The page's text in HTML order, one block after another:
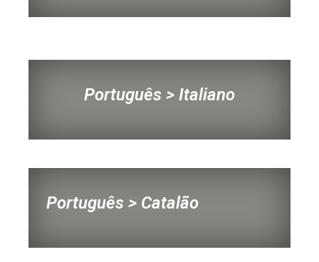
Português > Italiano
Português > Catalão